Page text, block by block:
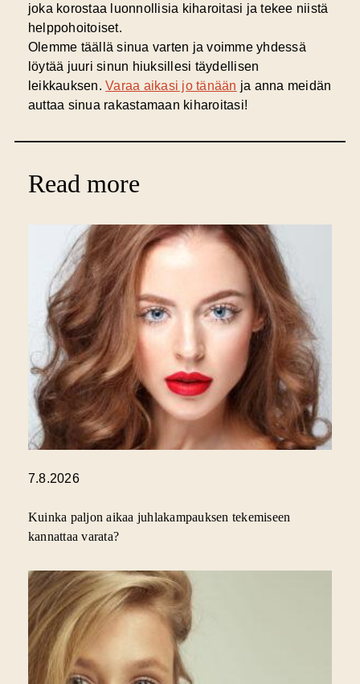
joka korostaa luonnollisia kiharoitasi ja tekee niistä
helppohoitoiset.
Olemme täällä sinua varten ja voimme yhdessä
löytää juuri sinun hiuksillesi täydellisen
leikkauksen.Varaa aikasi jo tänään ja anna meidän
auttaa sinua rakastamaan kiharoitasi!
Read more
7.8.2026
Kuinka paljon aikaa juhlakampauksen tekemiseen
kannattaa varata?